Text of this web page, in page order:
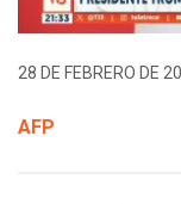
28 DE FEBRERO DE
AFP